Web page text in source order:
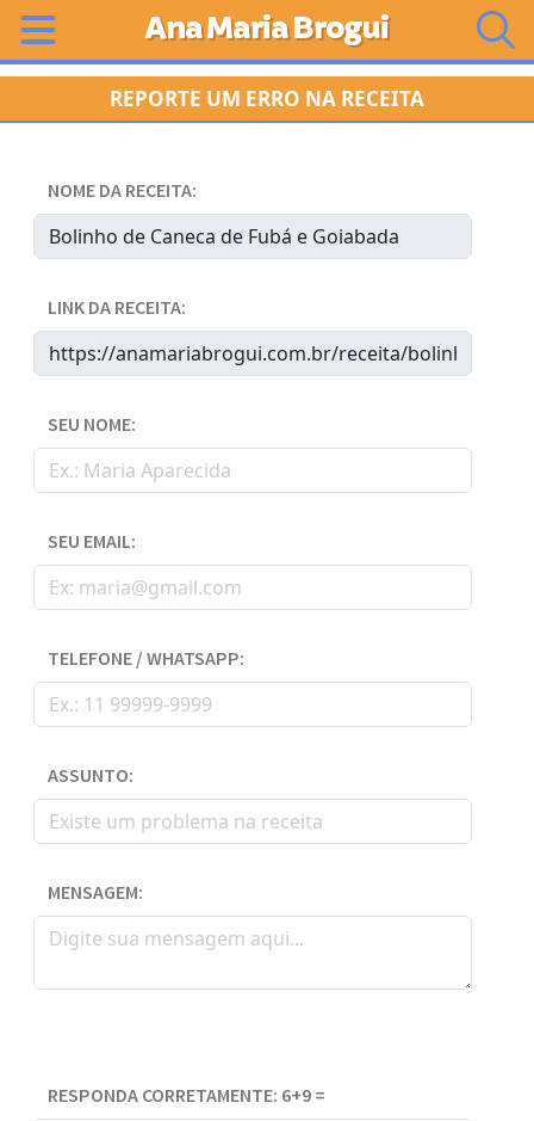
Ana Maria Brogui
REPORTE UM ERRO NA RECEITA
NOME DA RECEITA:
LINK DA RECEITA:
SEU NOME:
SEU EMAIL:
TELEFONE / WHATSAPP:
ASSUNTO:
MENSAGEM:
RESPONDA CORRETAMENTE: 6+9 =